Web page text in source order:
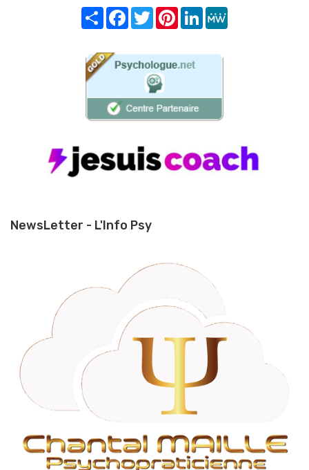
Share FacebookTwitterPinterest
LinkedIn
NewsLetter - L'Info Psy